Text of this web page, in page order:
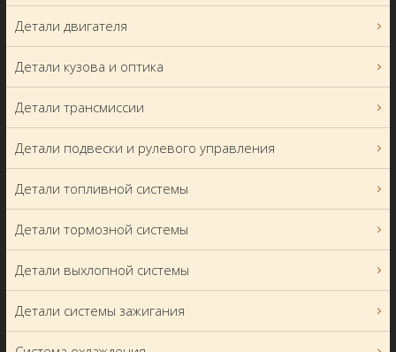
Детали двигателя
Детали кузова и оптика
Детали трансмиссии
Детали подвески и рулевого управления
Детали топливной системы
Детали тормозной системы
Детали выхлопной системы
Детали системы зажигания